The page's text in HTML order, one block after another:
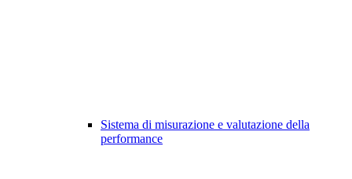
Sistema di misurazione e valutazione della
performance